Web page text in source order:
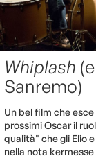
Whiplash
Sanremo)
Un bel film che
prossimi Oscar il
qualità" che gli Elio
nella nota